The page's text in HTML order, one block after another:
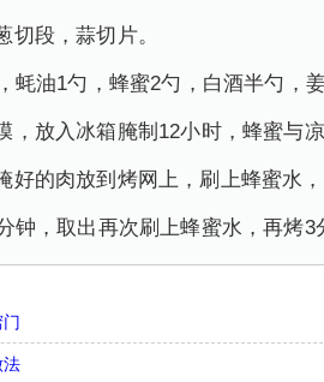
段，蒜切片。
油1勺，蜂蜜2勺，白酒半勺，
放入冰箱腌制12小时，蜂蜜与凉
的肉放到烤网上，刷上蜂蜜水
钟，取出再次刷上蜂蜜水，再烤3
法